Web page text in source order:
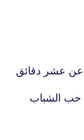
عن عشر دقائق
حب الشباب